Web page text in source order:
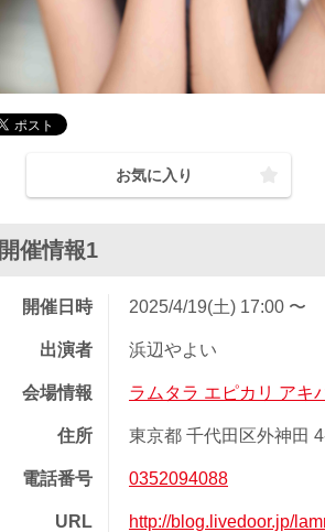
お気に入り
開催情報1
開催日時 2025/4/19(土) 17:00 〜
出演者 浜辺やよい
会場情報 ラムタラ エピカリ アキ
住所 東京都 千代田区外神田
電話番号 0352094088
URL http://blog.livedoor.jp/